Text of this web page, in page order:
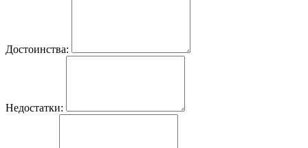
Достоинства:
Недостатки: